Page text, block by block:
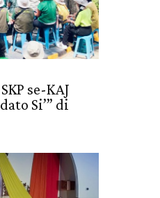
se-KAJ
Si’” di